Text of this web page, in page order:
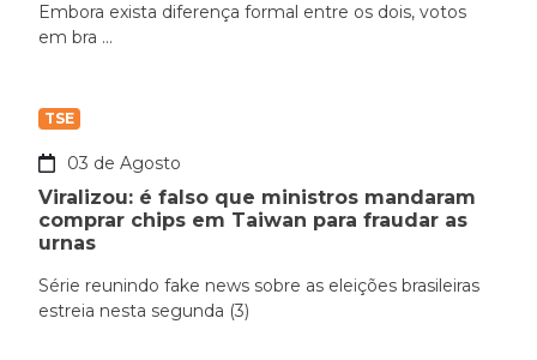
Embora exista diferença formal entre os dois, votos
em bra ...
TSE
03 de Agosto
Viralizou: é falso que ministros mandaram
comprar chips em Taiwan para fraudar as
urnas
Série reunindo fake news sobre as eleições brasileiras
estreia nesta segunda (3)